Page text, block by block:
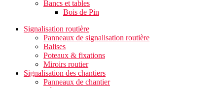
Bancs et tables
Bois de Pin
Signalisation routière
Panneaux de signalisation routière
Balises
Poteaux & fixations
Miroirs routier
Signalisation des chantiers
Panneaux de chantier